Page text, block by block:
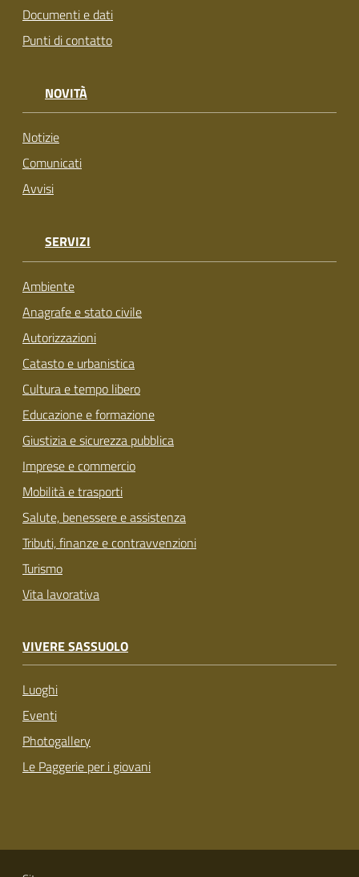
Documenti e dati
Punti di contatto
NOVITÀ
Notizie
Comunicati
Avvisi
SERVIZI
Ambiente
Anagrafe e stato civile
Autorizzazioni
Catasto e urbanistica
Cultura e tempo libero
Educazione e formazione
Giustizia e sicurezza pubblica
Imprese e commercio
Mobilità e trasporti
Salute, benessere e assistenza
Tributi, finanze e contravvenzioni
Turismo
Vita lavorativa
VIVERE SASSUOLO
Luoghi
Eventi
Photogallery
Le Paggerie per i giovani